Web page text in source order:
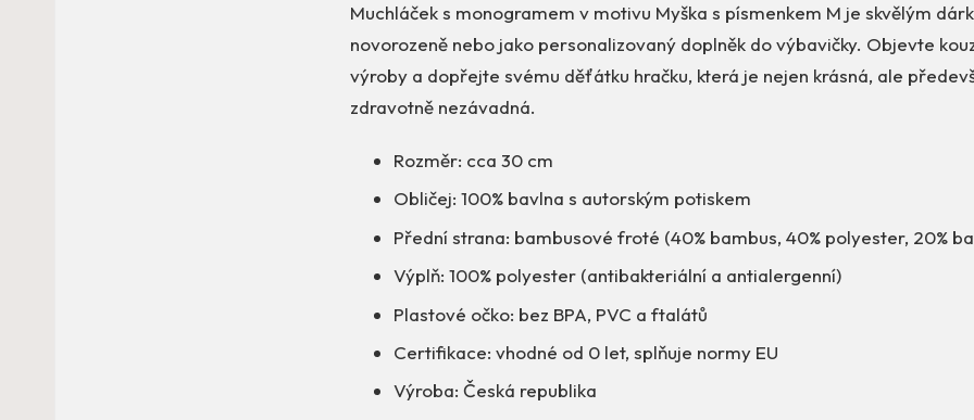
Muchláček s monogramem v motivu Myška s písmenkem M je skvělým
novorozeně nebo jako personalizovaný doplněk do výbavičky. Objevte
výroby a dopřejte svému děťátku hračku, která je nejen krásná, ale
zdravotně nezávadná.
Rozměr: cca 30 cm
Obličej: 100% bavlna s autorským potiskem
Přední strana: bambusové froté (40% bambus, 40% polyester, 20%
Výplň: 100% polyester (antibakteriální a antialergenní)
Plastové očko: bez BPA, PVC a ftalátů
Certifikace: vhodné od 0 let, splňuje normy EU
Výroba: Česká republika